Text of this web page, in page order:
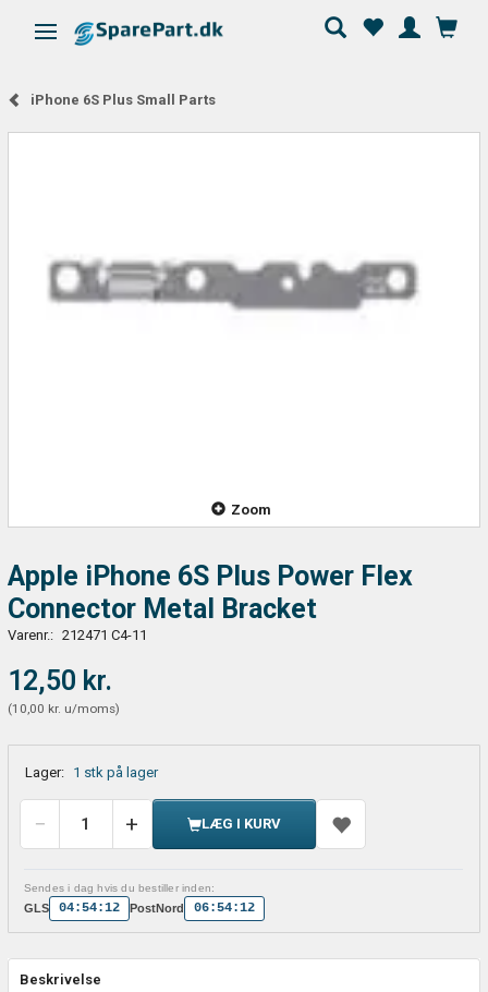
Skifte navigation
iPhone 6S Plus Small Parts
Zoom
Apple iPhone 6S Plus Power Flex
Connector Metal Bracket
Varenr.: 212471 C4-11
12,50 kr.
(10,00 kr. u/moms)
Lager: 1 stk på lager
LÆG I KURV
Sendes i dag hvis du bestiller inden:
GLS 04:54:12 PostNord 06:54:12
Beskrivelse